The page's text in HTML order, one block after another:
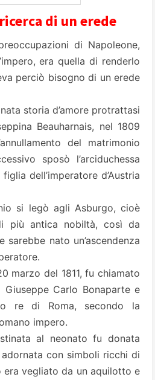
di un erede
di Napoleone,
era quella di renderlo
perciò bisogno di un erede
storia d’amore protrattasi
Beauharnais, nel 1809
del matrimonio
sposò l’arciduchessa
dell’imperatore d’Austria
si legò agli Asburgo, cioè
più antica nobiltà, così da
nato un’ascendenza
marzo del 1811, fu chiamato
Giuseppe Carlo Bonaparte e
re di Roma, secondo la
impero.
al neonato fu donata
con simboli ricchi di
vegliato da un aquilotto e